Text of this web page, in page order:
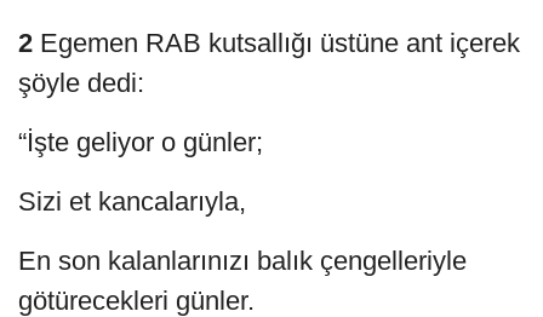
2 Egemen RAB kutsallığı üstüne ant içerek
şöyle dedi:
“İşte geliyor o günler;
Sizi et kancalarıyla,
En son kalanlarınızı balık çengelleriyle
götürecekleri günler.